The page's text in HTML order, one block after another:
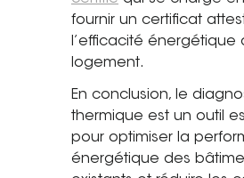
fournir un certificat
l’efficacité énergétique
logement.
En conclusion, le
thermique est un outil
pour optimiser la
énergétique des